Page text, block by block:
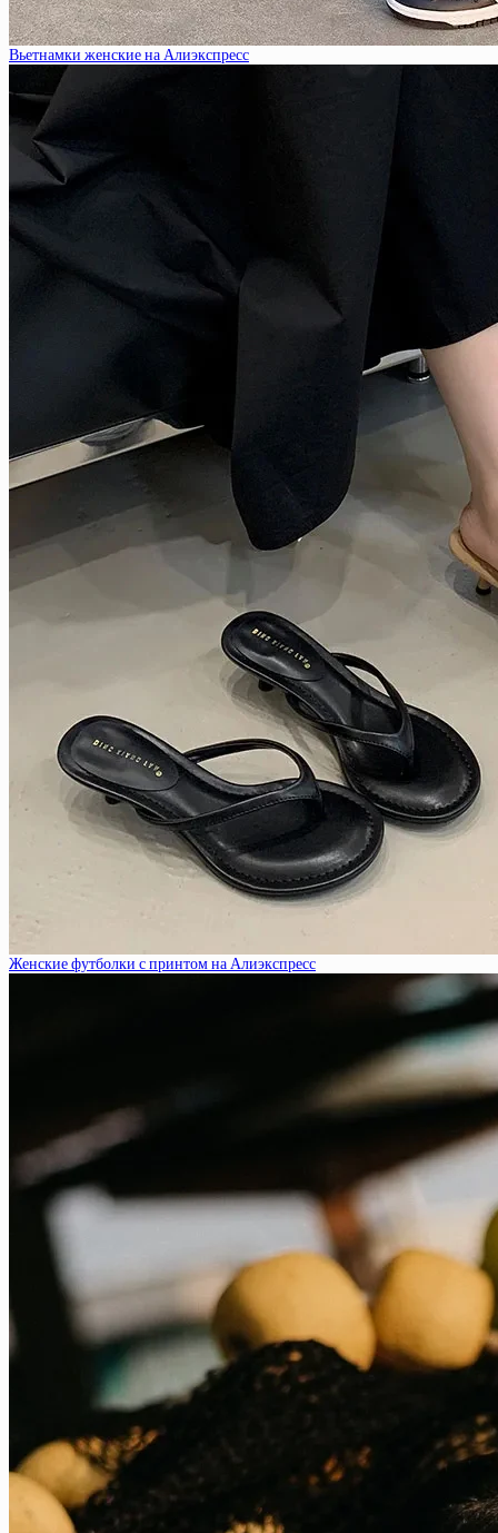
Вьетнамки женские на Алиэкспресс
Женские футболки с принтом на Алиэкспресс